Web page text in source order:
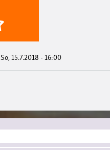
So, 15.7.2018 - 16:00